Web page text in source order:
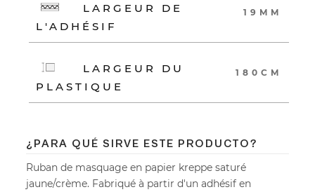
LARGEUR DE
L'ADHÉSIF
19MM
LARGEUR DU
PLASTIQUE
180CM
¿PARA QUÉ SIRVE ESTE PRODUCTO?
Ruban de masquage en papier kreppe saturé
jaune/crème. Fabriqué à partir d'un adhésif en